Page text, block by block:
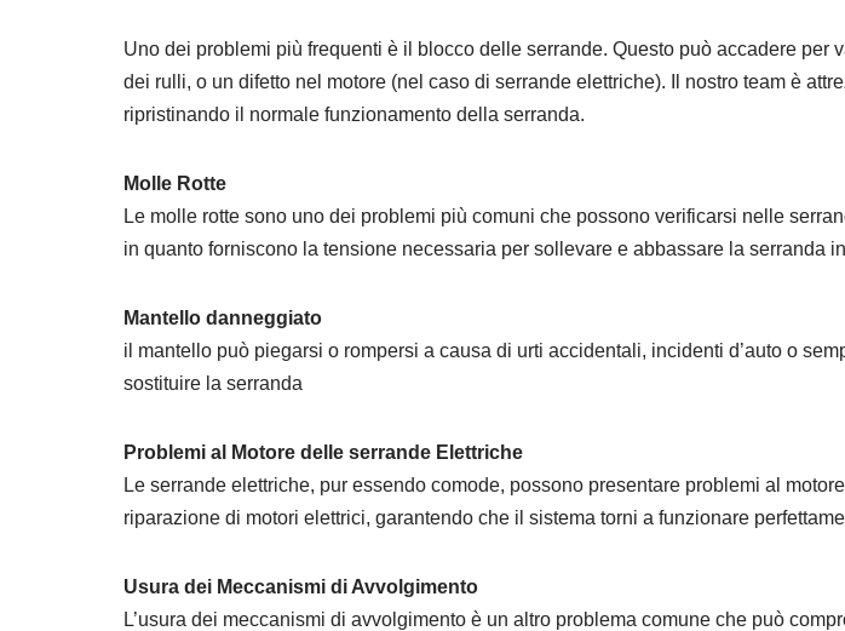
Uno dei problemi più frequenti è il blocco delle serrande. Questo può accadere per
dei rulli, o un difetto nel motore (nel caso di serrande elettriche). Il nostro team è
ripristinando il normale funzionamento della serranda.
Molle Rotte
Le molle rotte sono uno dei problemi più comuni che possono verificarsi nelle
in quanto forniscono la tensione necessaria per sollevare e abbassare la serranda
Mantello danneggiato
il mantello può piegarsi o rompersi a causa di urti accidentali, incidenti d’auto o
sostituire la serranda
Problemi al Motore delle serrande Elettriche
Le serrande elettriche, pur essendo comode, possono presentare problemi al
riparazione di motori elettrici, garantendo che il sistema torni a funzionare
Usura dei Meccanismi di Avvolgimento
L’usura dei meccanismi di avvolgimento è un altro problema comune che può